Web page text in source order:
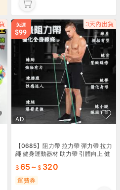
AD
【0685】阻力帶 拉力帶 彈力帶 拉力
繩 健身運動器材 助力帶 引體向上 健
65~ 320
運費券